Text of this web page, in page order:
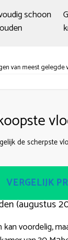
schoon
van meest gelegde
de scherpste
VERGELIJK
(augustus
voordelig,